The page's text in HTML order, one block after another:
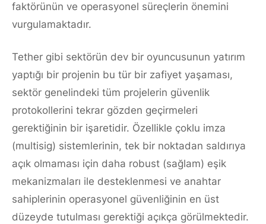
faktörünün ve operasyonel süreçlerin önemini
vurgulamaktadır.
Tether gibi sektörün dev bir oyuncusunun yatırım
yaptığı bir projenin bu tür bir zafiyet yaşaması,
sektör genelindeki tüm projelerin güvenlik
protokollerini tekrar gözden geçirmeleri
gerektiğinin bir işaretidir. Özellikle çoklu imza
(multisig) sistemlerinin, tek bir noktadan saldırıya
açık olmaması için daha robust (sağlam) eşik
mekanizmaları ile desteklenmesi ve anahtar
sahiplerinin operasyonel güvenliğinin en üst
düzeyde tutulması gerektiği açıkça görülmektedir.